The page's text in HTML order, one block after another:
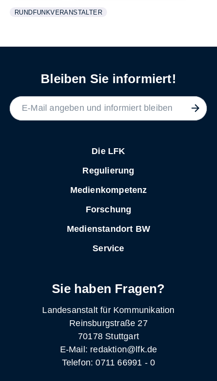
WEITERE INFORMATIONEN ZUM THEMA
RUNDFUNKVERANSTALTER
ANZEIGEN
Bleiben Sie informiert!
Die LFK
Regulierung
Medienkompetenz
Forschung
Medienstandort BW
Service
Sie haben Fragen?
Landesanstalt für Kommunikation
Reinsburgstraße 27
70178 Stuttgart
E-Mail: redaktion@lfk.de
Telefon: 0711 66991 - 0